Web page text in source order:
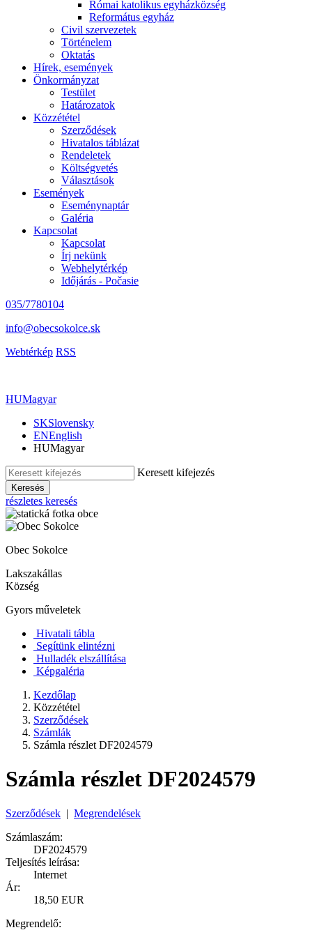
Római katolikus egyházközség
Református egyház
Civil szervezetek
Történelem
Oktatás
Hírek, események
Önkormányzat
Testület
Határozatok
Közzététel
Szerződések
Hivatalos táblázat
Rendeletek
Költségvetés
Választások
Események
Eseménynaptár
Galéria
Kapcsolat
Kapcsolat
Írj nekünk
Webhelytérkép
Időjárás - Počasie
035/7780104
info@obecsokolce.sk
Webtérkép RSS
HUMagyar
SKSlovensky
ENEnglish
HUMagyar
Keresett kifejezés
Keresés
részletes keresés
Obec Sokolce
Lakszakállas
Község
Gyors műveletek
Hivatali tábla
Segítünk elintézni
Hulladék elszállítása
Képgaléria
Kezdőlap
Közzététel
Szerződések
Számlák
Számla részlet DF2024579
Számla részlet DF2024579
Szerződések | Megrendelések
Számlaszám:
DF2024579
Teljesítés leírása:
Internet
Ár:
18,50 EUR
Megrendelő: